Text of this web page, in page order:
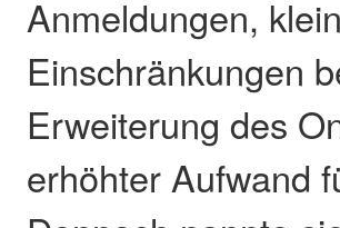
Anmeldungen,
Einschränkungen
Erweiterung des
erhöhter Aufwand